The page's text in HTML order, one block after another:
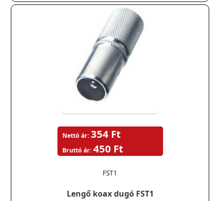
Lengő koax dugó FST1
FST1
Nettó ár: 354 Ft
Bruttó ár: 450 Ft